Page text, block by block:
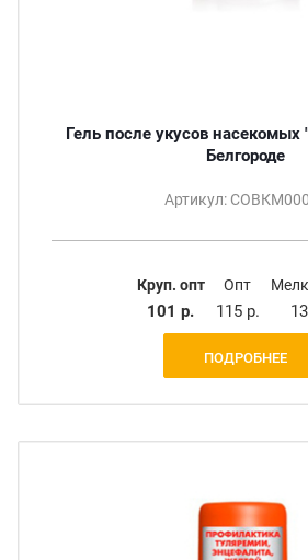
Гель после укусов насекомых
Белгороде
Артикул:
Круп. опт
101 р.
Опт
115 р.
ПОДРОБНЕЕ